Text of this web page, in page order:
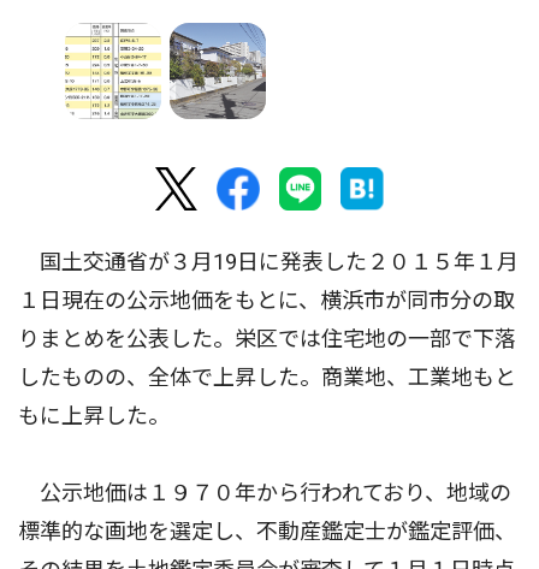
国土交通省が３月19日に発表した２０１５年１月
１日現在の公示地価をもとに、横浜市が同市分の取
りまとめを公表した。栄区では住宅地の一部で下落
したものの、全体で上昇した。商業地、工業地もと
もに上昇した。
公示地価は１９７０年から行われており、地域の
標準的な画地を選定し、不動産鑑定士が鑑定評価、